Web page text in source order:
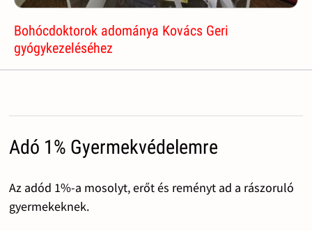
Bohócdoktorok adománya Kovács Geri
gyógykezeléséhez
Adó 1% Gyermekvédelemre
Az adód 1%-a mosolyt, erőt és reményt ad a rászoruló
gyermekeknek.